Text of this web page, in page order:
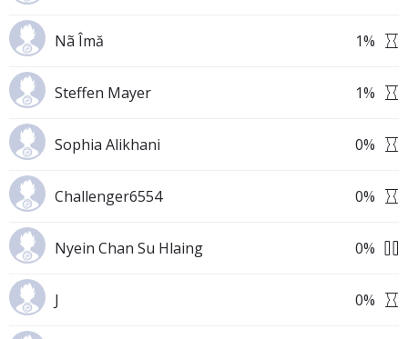
Nã Îmă 1%
Steffen Mayer 1%
Sophia Alikhani 0%
Challenger6554 0%
Nyein Chan Su Hlaing 0%
J 0%